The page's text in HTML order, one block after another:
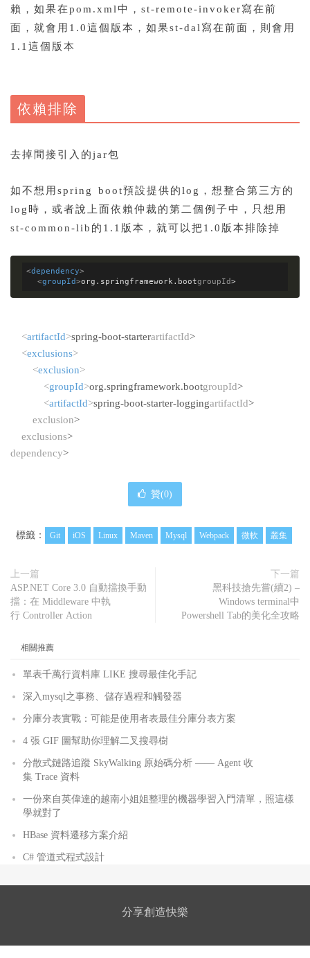
賴，如果在pom.xml中，st-remote-invoker寫在前
面，就會用1.0這個版本，如果st-dal寫在前面，則會用
1.1這個版本
依賴排除
去掉間接引入的jar包
如不想用spring boot預設提供的log，想整合第三方的
log時， 或者說上面依賴仲裁的第二個例子中，只想用
st-common-lib的1.1版本，就可以把1.0版本排除掉
<dependency>
<groupId>org.springframework.bootgroupId>
<artifactId>spring-boot-starterartifactId>
<exclusions>
<exclusion>
<groupId>org.springframework.bootgroupId>
<artifactId>spring-boot-starter-loggingartifactId>
exclusion>
exclusions>
dependency>
贊(0)
標籤： Git iOS Linux Maven Mysql Webpack 微軟 叢集
上一篇
ASP.NET Core 3.0 自動擋換手動
擋：在 Middleware 中執
行 Controller Action
下一篇
黑科技搶先嘗(續2) –
Windows terminal中
Powershell Tab的美化全攻略
相關推薦
單表千萬行資料庫 LIKE 搜尋最佳化手記
深入mysql之事務、儲存過程和觸發器
分庫分表實戰：可能是使用者表最佳分庫分表方案
4 張 GIF 圖幫助你理解二叉搜尋樹
分散式鏈路追蹤 SkyWalking 原始碼分析 —— Agent 收
集 Trace 資料
一份來自英偉達的越南小姐姐整理的機器學習入門清單，照這樣
學就對了
HBase 資料遷移方案介紹
C# 管道式程式設計
分享創造快樂